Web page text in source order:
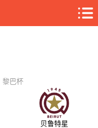
黎巴杯
贝鲁特星